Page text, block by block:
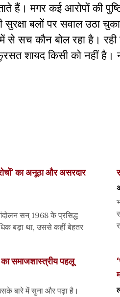
हैं। मगर कई आरोपों की
बलों पर सवाल उठा
से सच कौन बोल रहा है। रही
शायद किसी को नहीं है।
का अनूठा और असरदार
सन् 1968 के प्रसिद्ध
बड़ा था, उससे कहीं बेहतर
समाजशास्त्रीय पहलू
बारे में सुना और पढ़ा है।